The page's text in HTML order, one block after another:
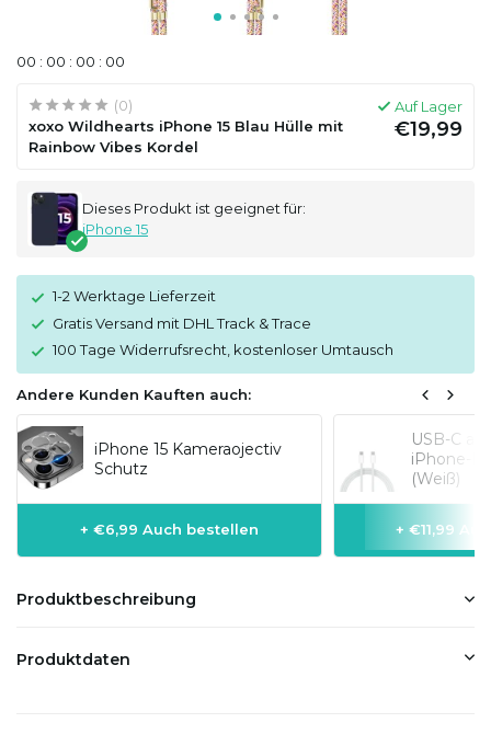
00 : 00 : 00 : 00
(0)
xoxo Wildhearts iPhone 15 Blau Hülle mit
Rainbow Vibes Kordel
Auf Lager
€19,99
Dieses Produkt ist geeignet für:
iPhone 15
1-2 Werktage Lieferzeit
Gratis Versand mit DHL Track & Trace
100 Tage Widerrufsrecht, kostenloser Umtausch
Andere Kunden Kauften auch:
iPhone 15 Kameraojectiv
Schutz
+ €6,99 Auch bestellen
USB-C
iPhone-
(Weiß)
+ €11,99
Produktbeschreibung
Produktdaten